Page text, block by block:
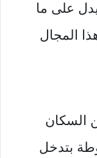
يدل على ما
المجال
السكان
بتدخل